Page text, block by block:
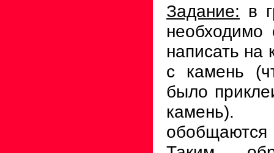
Задание: в
необходимо
написать на
с камень
было
камень).